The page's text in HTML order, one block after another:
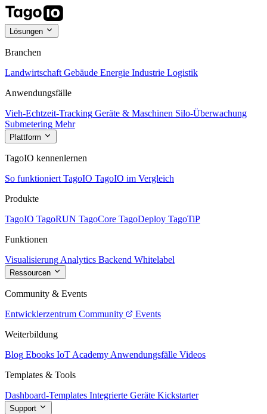
Lösungen
Branchen
Landwirtschaft Gebäude Energie Industrie Logistik
Anwendungsfälle
Vieh-Echtzeit-Tracking Geräte & Maschinen Silo-Überwachung
Submetering Mehr
Plattform
TagoIO kennenlernen
So funktioniert TagoIO TagoIO im Vergleich
Produkte
TagoIO TagoRUN TagoCore TagoDeploy TagoTiP
Funktionen
Visualisierung Analytics Backend Whitelabel
Ressourcen
Community & Events
Entwicklerzentrum Community
Events
Weiterbildung
Blog Ebooks IoT Academy Anwendungsfälle Videos
Templates & Tools
Dashboard-Templates Integrierte Geräte Kickstarter
Support